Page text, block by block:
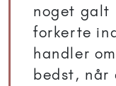
noget galt
forkerte
handler
bedst, når